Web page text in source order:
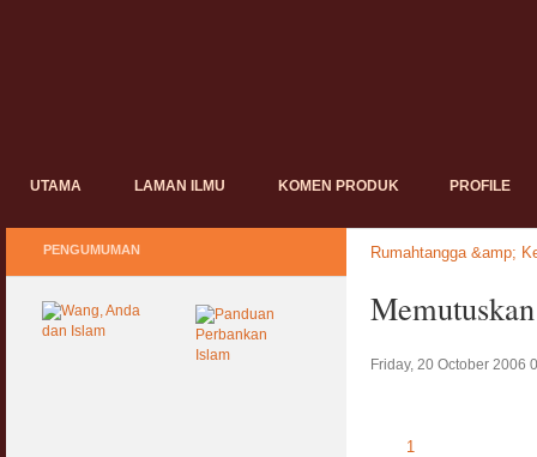
UTAMA LAMAN ILMU KOMEN PRODUK PROFILE
Rumahtangga &amp;
Friday, 20 October 2006
1
PENGUMUMAN